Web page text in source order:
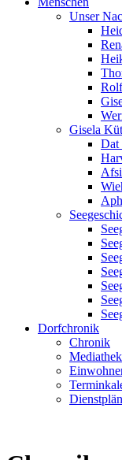
Unser
Gisela
Dat
Dorfchronik
Chronik
Mediathek